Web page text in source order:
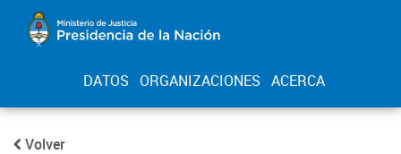
DATOS ORGANIZACIONES ACERCA
Volver